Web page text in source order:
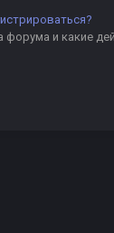
форума и какие